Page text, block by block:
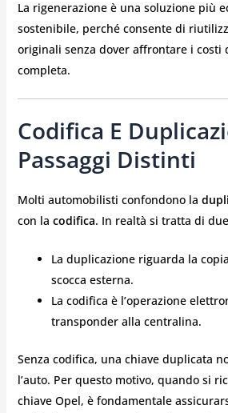
La rigenerazione è una soluzione più
sostenibile, perché consente di
originali senza dover affrontare i costi
completa.
Codifica E
Passaggi Distinti
Molti automobilisti confondono la
con la codifica. In realtà si tratta di
La duplicazione riguarda la
scocca esterna.
La codifica è l’operazione
transponder alla centralina.
Senza codifica, una chiave duplicata
l’auto. Per questo motivo, quando si
chiave Opel, è fondamentale